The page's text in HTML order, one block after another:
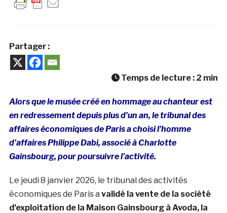
Partager :
Temps de lecture : 2 min
Alors que le musée créé en hommage au chanteur est
en redressement depuis plus d’un an, le tribunal des
affaires économiques de Paris a choisi l’homme
d’affaires Philippe Dabi, associé à Charlotte
Gainsbourg, pour poursuivre l’activité.
Le jeudi 8 janvier 2026, le tribunal des activités
économiques de Paris a validé la vente de la société
d’exploitation de la Maison Gainsbourg à Avoda, la